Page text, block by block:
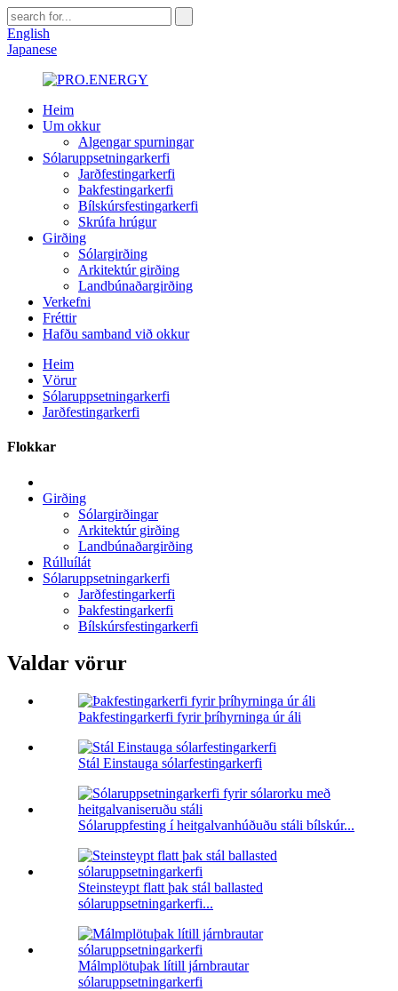
English
Japanese
Heim
Um okkur
Algengar spurningar
Sólaruppsetningarkerfi
Jarðfestingarkerfi
Þakfestingarkerfi
Bílskúrsfestingarkerfi
Skrúfa hrúgur
Girðing
Sólargirðing
Arkitektúr girðing
Landbúnaðargirðing
Verkefni
Fréttir
Hafðu samband við okkur
Heim
Vörur
Sólaruppsetningarkerfi
Jarðfestingarkerfi
Flokkar
Girðing
Sólargirðingar
Arkitektúr girðing
Landbúnaðargirðing
Rúlluílát
Sólaruppsetningarkerfi
Jarðfestingarkerfi
Þakfestingarkerfi
Bílskúrsfestingarkerfi
Valdar vörur
Þakfestingarkerfi fyrir þríhyrninga úr áli
Stál Einstauga sólarfestingarkerfi
Sólaruppfesting í heitgalvanhúðuðu stáli bílskúr...
Steinsteypt flatt þak stál ballasted
sólaruppsetningarkerfi...
Málmplötuþak lítill járnbrautar
sólaruppsetningarkerfi